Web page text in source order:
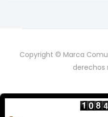
Copyright © Marca
derechos